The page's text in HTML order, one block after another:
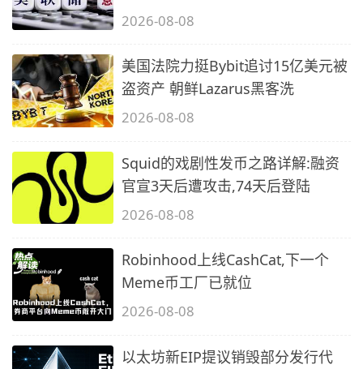
2026-08-08
美国法院力挺Bybit追讨15亿美元被
盗资产 朝鲜Lazarus黑客洗
2026-08-08
Squid的戏剧性发币之路详解:融资
官宣3天后遭攻击,74天后登陆
2026-08-08
Robinhood上线CashCat,下一个
Meme币工厂已就位
2026-08-08
以太坊新EIP提议销毁部分发行代